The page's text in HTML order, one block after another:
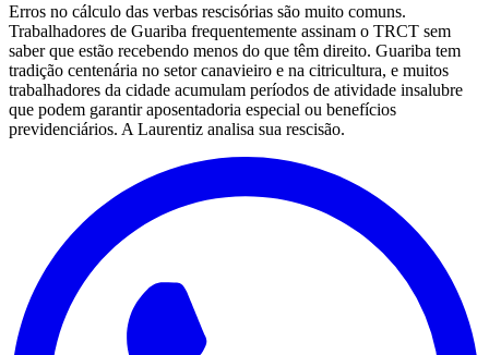
Erros no cálculo das verbas rescisórias são muito comuns.
Trabalhadores de Guariba frequentemente assinam o TRCT sem
saber que estão recebendo menos do que têm direito. Guariba tem
tradição centenária no setor canavieiro e na citricultura, e muitos
trabalhadores da cidade acumulam períodos de atividade insalubre
que podem garantir aposentadoria especial ou benefícios
previdenciários. A Laurentiz analisa sua rescisão.